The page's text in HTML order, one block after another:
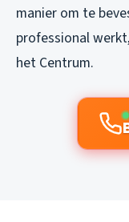
manier om te
professional
het Centrum.